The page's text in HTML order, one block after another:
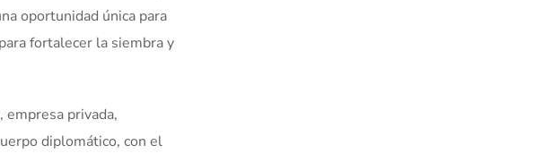
oportunidad única para
fortalecer la siembra y
privada,
diplomático, con el